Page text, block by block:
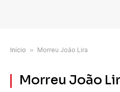
Início » Morreu João Lira
Morreu João